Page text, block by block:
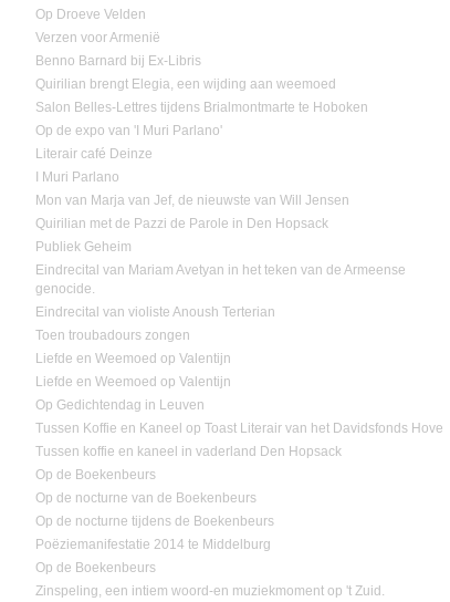
Op Droeve Velden
Verzen voor Armenië
Benno Barnard bij Ex-Libris
Quirilian brengt Elegia, een wijding aan weemoed
Salon Belles-Lettres tijdens Brialmontmarte te Hoboken
Op de expo van 'I Muri Parlano'
Literair café Deinze
I Muri Parlano
Mon van Marja van Jef, de nieuwste van Will Jensen
Quirilian met de Pazzi de Parole in Den Hopsack
Publiek Geheim
Eindrecital van Mariam Avetyan in het teken van de Armeense
genocide.
Eindrecital van violiste Anoush Terterian
Toen troubadours zongen
Liefde en Weemoed op Valentijn
Liefde en Weemoed op Valentijn
Op Gedichtendag in Leuven
Tussen Koffie en Kaneel op Toast Literair van het Davidsfonds Hove
Tussen koffie en kaneel in vaderland Den Hopsack
Op de Boekenbeurs
Op de nocturne van de Boekenbeurs
Op de nocturne tijdens de Boekenbeurs
Poëziemanifestatie 2014 te Middelburg
Op de Boekenbeurs
Zinspeling, een intiem woord-en muziekmoment op 't Zuid.